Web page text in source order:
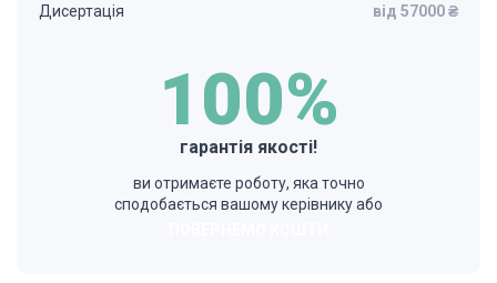
Дисертація від 57000 ₴
100%
гарантія якості!
ви отримаєте роботу, яка точно
сподобається вашому керівнику або